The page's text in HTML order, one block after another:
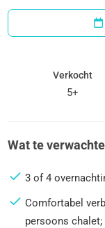
Verkocht
5+
Wat te
3 of 4
Comfortabel
persoons